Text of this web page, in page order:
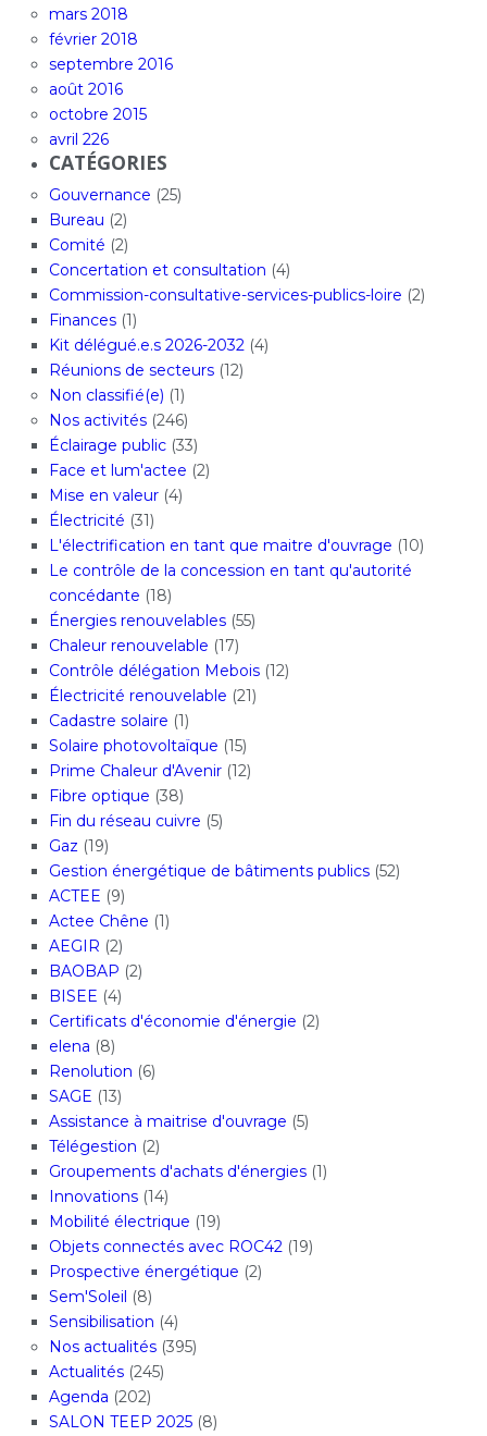
mars 2018
février 2018
septembre 2016
août 2016
octobre 2015
avril 226
CATÉGORIES
Gouvernance (25)
Bureau (2)
Comité (2)
Concertation et consultation (4)
Commission-consultative-services-publics-loire (2)
Finances(1)
Kit délégué.e.s 2026-2032(4)
Réunions de secteurs(12)
Non classifié(e) (1)
Nos activités(246)
Éclairage public(33)
Face et lum'actee (2)
Mise en valeur(4)
Électricité (31)
L'électrification en tant que maitre d'ouvrage (10)
Le contrôle de la concession en tant qu'autorité
concédante (18)
Énergies renouvelables(55)
Chaleur renouvelable (17)
Contrôle délégation Mebois(12)
Électricité renouvelable (21)
Cadastre solaire (1)
Solaire photovoltaïque (15)
Prime Chaleur d'Avenir(12)
Fibre optique (38)
Fin du réseau cuivre (5)
Gaz (19)
Gestion énergétique de bâtiments publics(52)
ACTEE (9)
Actee Chêne (1)
AEGIR (2)
BAOBAP (2)
BISEE (4)
Certificats d'économie d'énergie (2)
elena (8)
Renolution (6)
SAGE (13)
Assistance à maitrise d'ouvrage (5)
Télégestion (2)
Groupements d'achats d'énergies(1)
Innovations(14)
Mobilité électrique (19)
Objets connectés avec ROC42(19)
Prospective énergétique (2)
Sem'Soleil (8)
Sensibilisation (4)
Nos actualités(395)
Actualités(245)
Agenda (202)
SALON TEEP 2025(8)